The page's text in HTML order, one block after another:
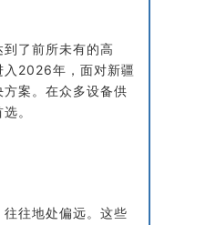
了前所未有的高
入2026年，面对新疆
案。在众多设备供
。
往地处偏远。这些